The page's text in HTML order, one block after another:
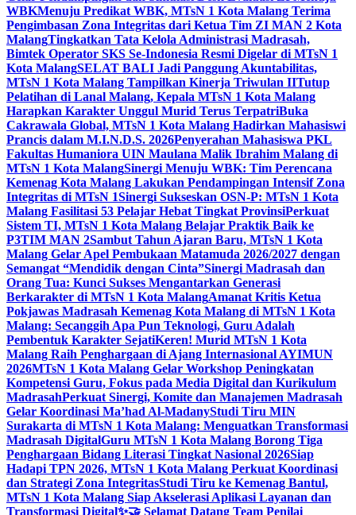
WBKMenuju Predikat WBK, MTsN 1 Kota Malang Terima
Pengimbasan Zona Integritas dari Ketua Tim ZI MAN 2 Kota
MalangTingkatkan Tata Kelola Administrasi Madrasah,
Bimtek Operator SKS Se-Indonesia Resmi Digelar di MTsN 1
Kota MalangSELAT BALI Jadi Panggung Akuntabilitas,
MTsN 1 Kota Malang Tampilkan Kinerja Triwulan IITutup
Pelatihan di Lanal Malang, Kepala MTsN 1 Kota Malang
Harapkan Karakter Unggul Murid Terus TerpatriBuka
Cakrawala Global, MTsN 1 Kota Malang Hadirkan Mahasiswi
Prancis dalam M.I.N.D.S. 2026Penyerahan Mahasiswa PKL
Fakultas Humaniora UIN Maulana Malik Ibrahim Malang di
MTsN 1 Kota MalangSinergi Menuju WBK: Tim Perencana
Kemenag Kota Malang Lakukan Pendampingan Intensif Zona
Integritas di MTsN 1Sinergi Sukseskan OSN-P: MTsN 1 Kota
Malang Fasilitasi 53 Pelajar Hebat Tingkat ProvinsiPerkuat
Sistem TI, MTsN 1 Kota Malang Belajar Praktik Baik ke
P3TIM MAN 2Sambut Tahun Ajaran Baru, MTsN 1 Kota
Malang Gelar Apel Pembukaan Matamuda 2026/2027 dengan
Semangat “Mendidik dengan Cinta”Sinergi Madrasah dan
Orang Tua: Kunci Sukses Mengantarkan Generasi
Berkarakter di MTsN 1 Kota MalangAmanat Kritis Ketua
Pokjawas Madrasah Kemenag Kota Malang di MTsN 1 Kota
Malang: Secanggih Apa Pun Teknologi, Guru Adalah
Pembentuk Karakter SejatiKeren! Murid MTsN 1 Kota
Malang Raih Penghargaan di Ajang Internasional AYIMUN
2026MTsN 1 Kota Malang Gelar Workshop Peningkatan
Kompetensi Guru, Fokus pada Media Digital dan Kurikulum
MadrasahPerkuat Sinergi, Komite dan Manajemen Madrasah
Gelar Koordinasi Ma’had Al-MadanyStudi Tiru MIN
Surakarta di MTsN 1 Kota Malang: Menguatkan Transformasi
Madrasah DigitalGuru MTsN 1 Kota Malang Borong Tiga
Penghargaan Bidang Literasi Tingkat Nasional 2026Siap
Hadapi TPN 2026, MTsN 1 Kota Malang Perkuat Koordinasi
dan Strategi Zona IntegritasStudi Tiru ke Kemenag Bantul,
MTsN 1 Kota Malang Siap Akselerasi Aplikasi Layanan dan
Transformasi Digital✨🤝 Selamat Datang Team Penilai